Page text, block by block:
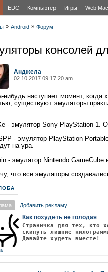
EDC Компьютер Игры Web
» Android » Форум
консолей
Анджела
02.10.2017 09:17:20 am
нибудь наступает момент,
существуют эмуляторы
- эмулятор Sony PlayStation 1.
- эмулятор PlayStation
на ура.
- эмулятор Nintendo
что все эмуляторы
Добавить рекламу
Как похудеть не голодая
Страничка для тех, кто
скинуть лишние
Давайте худеть вместе!